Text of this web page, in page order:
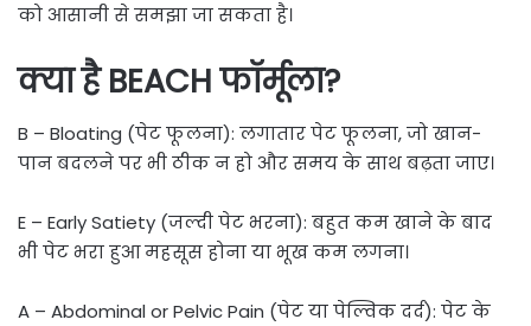
को आसानी से समझा जा सकता है।
क्या है BEACH फॉर्मूला?
B – Bloating (पेट फूलना): लगातार पेट फूलना, जो खान-
पान बदलने पर भी ठीक न हो और समय के साथ बढ़ता जाए।
E – Early Satiety (जल्दी पेट भरना): बहुत कम खाने के बाद
भी पेट भरा हुआ महसूस होना या भूख कम लगना।
A – Abdominal or Pelvic Pain (पेट या पेल्विक दर्द): पेट के